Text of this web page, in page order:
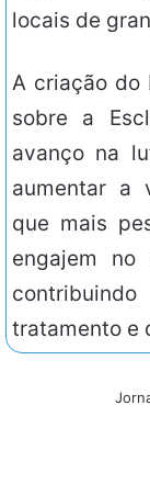
locais de
A criação do
sobre a
avanço na
aumentar a
que mais
engajem no
tratamento e